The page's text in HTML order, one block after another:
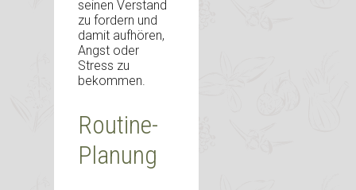
seinen Verstand
zu fordern und
damit aufhören,
Angst oder
Stress zu
bekommen.
Routine-
Planung